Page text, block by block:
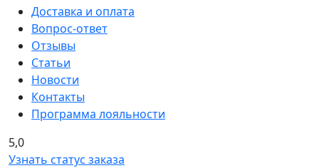
Доставка и оплата
Вопрос-ответ
Отзывы
Статьи
Новости
Контакты
Программа лояльности
5,0
Узнать статус заказа